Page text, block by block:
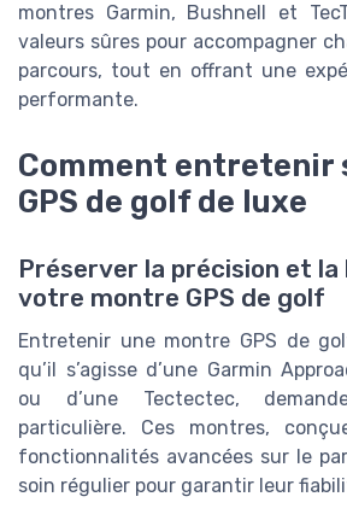
montres Garmin, Bushnell et
valeurs sûres pour accompagner
parcours, tout en offrant une
performante.
Comment entretenir
GPS de golf de luxe
Préserver la précision et
votre montre GPS de golf
Entretenir une montre GPS de
qu’il s’agisse d’une Garmin
ou d’une Tectectec,
particulière. Ces montres,
fonctionnalités avancées sur le
soin régulier pour garantir leur